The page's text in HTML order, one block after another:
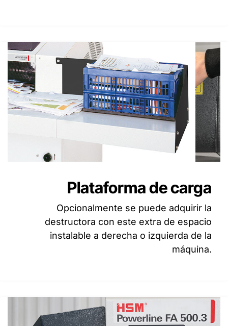
Plataforma de carga
Opcionalmente se puede adquirir la
destructora con este extra de espacio
instalable a derecha o izquierda de la
máquina.